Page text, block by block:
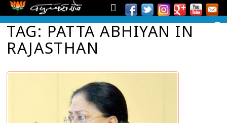
TAG: PATTA ABHIYAN IN
RAJASTHAN